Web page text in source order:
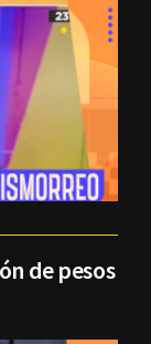
de pesos